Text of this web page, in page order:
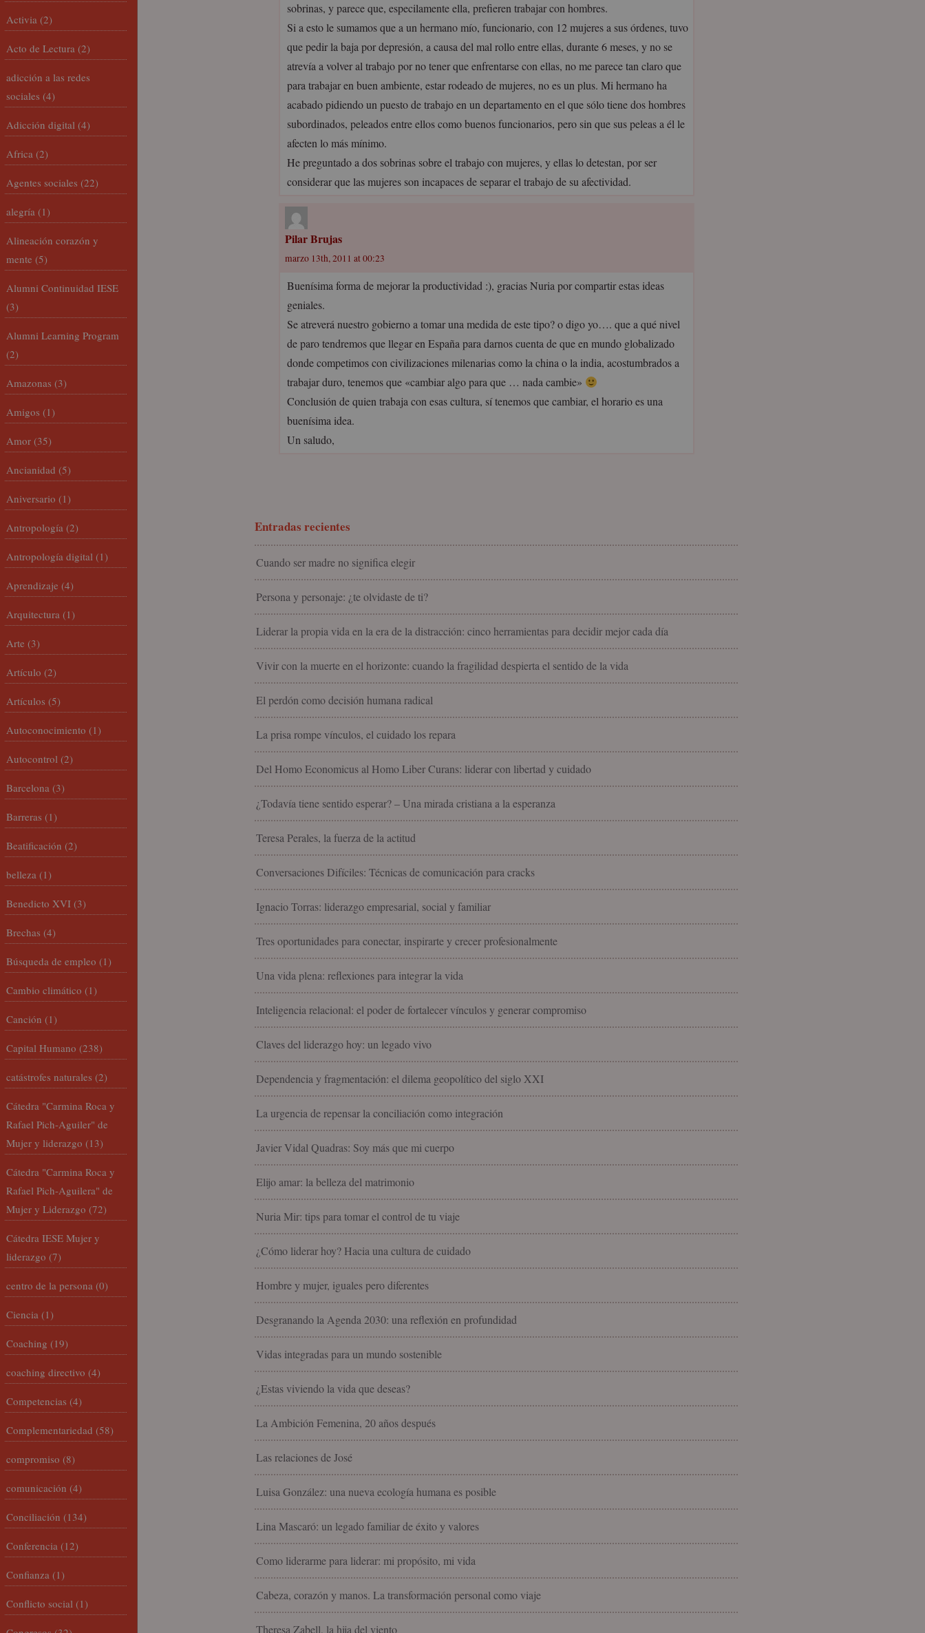
sobrinas, y parece que, especilamente ella, prefieren trabajar con hombres.
Si a esto le sumamos que a un hermano mío, funcionario, con 12 mujeres a sus órdenes, tuvo
que pedir la baja por depresión, a causa del mal rollo entre ellas, durante 6 meses, y no se
atrevía a volver al trabajo por no tener que enfrentarse con ellas, no me parece tan claro que
para trabajar en buen ambiente, estar rodeado de mujeres, no es un plus. Mi hermano ha
acabado pidiendo un puesto de trabajo en un departamento en el que sólo tiene dos hombres
subordinados, peleados entre ellos como buenos funcionarios, pero sin que sus peleas a él le
afecten lo más mínimo.
He preguntado a dos sobrinas sobre el trabajo con mujeres, y ellas lo detestan, por ser
considerar que las mujeres son incapaces de separar el trabajo de su afectividad.
Pilar Brujas
marzo 13th, 2011 at 00:23
Buenísima forma de mejorar la productividad :), gracias Nuria por compartir estas ideas
geniales.
Se atreverá nuestro gobierno a tomar una medida de este tipo? o digo yo…. que a qué nivel
de paro tendremos que llegar en España para darnos cuenta de que en mundo globalizado
donde competimos con civilizaciones milenarias como la china o la india, acostumbrados a
trabajar duro, tenemos que «cambiar algo para que … nada cambie»
Conclusión de quien trabaja con esas cultura, sí tenemos que cambiar, el horario es una
buenísima idea.
Un saludo,
Entradas recientes
Cuando ser madre no significa elegir
Persona y personaje: ¿te olvidaste de ti?
Liderar la propia vida en la era de la distracción: cinco herramientas para decidir mejor cada día
Vivir con la muerte en el horizonte: cuando la fragilidad despierta el sentido de la vida
El perdón como decisión humana radical
La prisa rompe vínculos, el cuidado los repara
Del Homo Economicus al Homo Liber Curans: liderar con libertad y cuidado
¿Todavía tiene sentido esperar? – Una mirada cristiana a la esperanza
Teresa Perales, la fuerza de la actitud
Conversaciones Difíciles: Técnicas de comunicación para cracks
Ignacio Torras: liderazgo empresarial, social y familiar
Tres oportunidades para conectar, inspirarte y crecer profesionalmente
Una vida plena: reflexiones para integrar la vida
Inteligencia relacional: el poder de fortalecer vínculos y generar compromiso
Claves del liderazgo hoy: un legado vivo
Dependencia y fragmentación: el dilema geopolítico del siglo XXI
La urgencia de repensar la conciliación como integración
Javier Vidal Quadras: Soy más que mi cuerpo
Elijo amar: la belleza del matrimonio
Nuria Mir: tips para tomar el control de tu viaje
¿Cómo liderar hoy? Hacia una cultura de cuidado
Hombre y mujer, iguales pero diferentes
Desgranando la Agenda 2030: una reflexión en profundidad
Vidas integradas para un mundo sostenible
¿Estas viviendo la vida que deseas?
La Ambición Femenina, 20 años después
Las relaciones de José
Luisa González: una nueva ecología humana es posible
Lina Mascaró: un legado familiar de éxito y valores
Como liderarme para liderar: mi propósito, mi vida
Cabeza, corazón y manos. La transformación personal como viaje
Theresa Zabell, la hija del viento
Activia (2)
Acto de Lectura (2)
adicción a las redes
sociales (4)
Adicción digital (4)
Africa (2)
Agentes sociales (22)
alegría (1)
Alineación corazón y
mente (5)
Alumni Continuidad IESE
(3)
Alumni Learning Program
(2)
Amazonas (3)
Amigos (1)
Amor (35)
Ancianidad (5)
Aniversario (1)
Antropología (2)
Antropología digital (1)
Aprendizaje (4)
Arquitectura (1)
Arte (3)
Artículo (2)
Artículos (5)
Autoconocimiento (1)
Autocontrol (2)
Barcelona (3)
Barreras (1)
Beatificación (2)
belleza (1)
Benedicto XVI (3)
Brechas (4)
Búsqueda de empleo (1)
Cambio climático (1)
Canción (1)
Capital Humano (238)
catástrofes naturales (2)
Cátedra "Carmina Roca y
Rafael Pich-Aguiler" de
Mujer y liderazgo (13)
Cátedra "Carmina Roca y
Rafael Pich-Aguilera" de
Mujer y Liderazgo (72)
Cátedra IESE Mujer y
liderazgo (7)
centro de la persona (0)
Ciencia (1)
Coaching (19)
coaching directivo (4)
Competencias (4)
Complementariedad (58)
compromiso (8)
comunicación (4)
Conciliación (134)
Conferencia (12)
Confianza (1)
Conflicto social (1)